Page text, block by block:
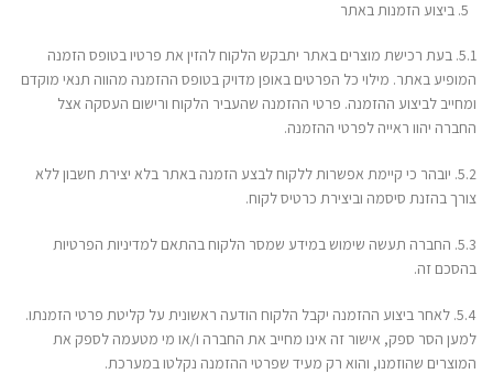
ביצוע הזמנות באתר
5.1. בעת רכישת מוצרים באתר יתבקש הלקוח להזין את פרטיו בטופס הזמנה
המופיע באתר. מילוי כל הפרטים באופן מדויק בטופס ההזמנה מהווה תנאי מוקדם
ומחייב לביצוע ההזמנה. פרטי ההזמנה שהעביר הלקוח ורישום העסקה אצל
החברה יהוו ראייה לפרטי ההזמנה.
5.2. יובהר כי קיימת אפשרות ללקוח לבצע הזמנה באתר בלא יצירת חשבון ללא
צורך בהזנת סיסמה וביצירת כרטיס לקוח.
5.3. החברה תעשה שימוש במידע שמסר הלקוח בהתאם למדיניות הפרטיות
בהסכם זה.
5.4. לאחר ביצוע ההזמנה יקבל הלקוח הודעה ראשונית על קליטת פרטי הזמנתו.
למען הסר ספק, אישור זה אינו מחייב את החברה ו/או מי מטעמה לספק את
המוצרים שהוזמנו, והוא רק מעיד שפרטי ההזמנה נקלטו במערכת.